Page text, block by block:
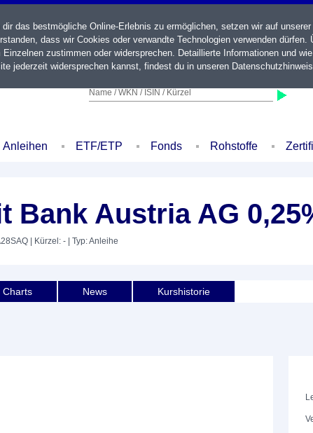
Name / WKN / ISIN / Kürzel
Anleihen ETF/ETP Fonds Rohstoffe
Bank Austria AG
| Kürzel: - | Typ: Anleihe
Charts News Kurshistorie
das bestmögliche Online-Erlebnis zu ermöglichen, setzen wir auf
dass wir Cookies oder verwandte Technologien verwenden
zustimmen oder widersprechen. Detaillierte Informationen und
jederzeit widersprechen kannst, findest du in unseren